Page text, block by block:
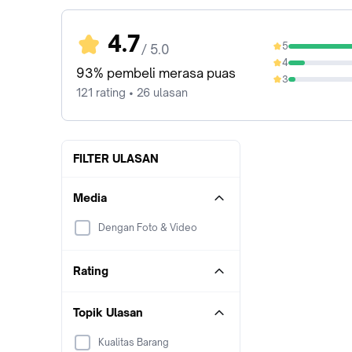
4.7/ 5.0
93% pembeli merasa puas
121 rating • 26 ulasan
5
81.82%
4
11.57%
3
4.96%
FILTER ULASAN
Media
Dengan Foto & Video
Rating
Topik Ulasan
Kualitas Barang